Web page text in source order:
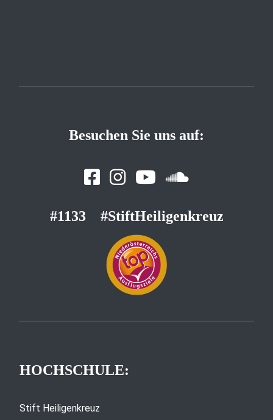
Besuchen Sie uns auf:
#1133 #StiftHeiligenkreuz
HOCHSCHULE:
Stift Heiligenkreuz